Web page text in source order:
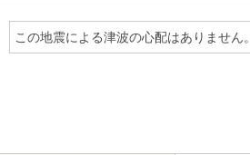
この地震による津波の心配はありません。